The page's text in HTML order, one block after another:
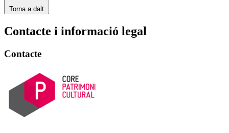
Torna a dalt
Contacte i informació legal
Contacte